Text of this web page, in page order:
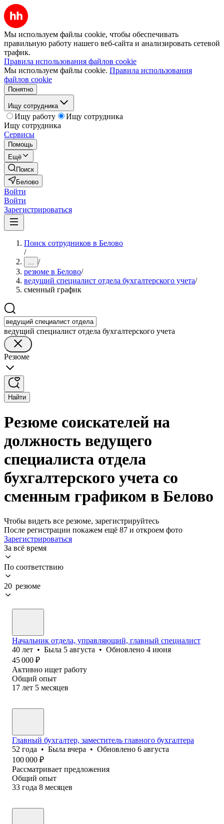
Мы используем файлы cookie, чтобы обеспечивать
правильную работу нашего веб-сайта и анализировать сетевой
трафик.
Правила использования файлов cookie
Мы используем файлы cookie. Правила использования
файлов cookie
Понятно
Ищу сотрудника
Ищу работу
Ищу сотрудника
Ищу сотрудника
Сервисы
Помощь
Ещё
Поиск
Белово
Войти
Войти
Зарегистрироваться
Поиск сотрудников в Белово
/
... /
резюме в Белово/
ведущий специалист отдела бухгалтерского учета/
сменный график
ведущий специалист отдела бухгалтерского учета
Резюме
Найти
Резюме соискателей на
должность ведущего
специалиста отдела
бухгалтерского учета со
сменным графиком в Белово
Чтобы видеть все резюме, зарегистрируйтесь
После регистрации покажем ещё 87 и откроем фото
Зарегистрироваться
За всё время
По соответствию
20 резюме
Начальник отдела, управляющий, главный специалист
40 лет • Была 5 августа • Обновлено 4 июня
45 000 ₽
Активно ищет работу
Общий опыт
17 лет 5 месяцев
Главный бухгалтер, заместитель главного бухгалтера
52 года • Была вчера • Обновлено 6 августа
100 000 ₽
Рассматривает предложения
Общий опыт
33 года 8 месяцев